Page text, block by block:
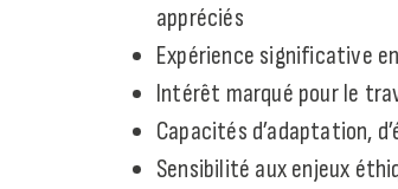
appréciés
Expérience significative
Intérêt marqué pour le
Capacités d’adaptation,
Sensibilité aux enjeux